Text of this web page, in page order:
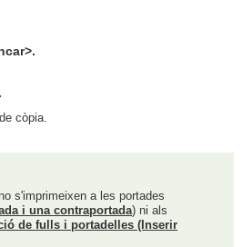
còpia.
s'imprimeixen a les portades
i una contraportada) ni als
de fulls i portadelles (Inserir